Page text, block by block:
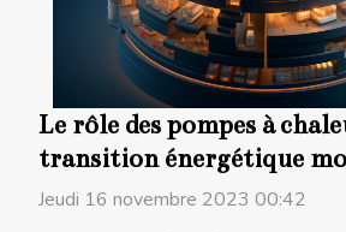
Le rôle des pompes à
transition énergétique
Jeudi 16 novembre 2023 00:42